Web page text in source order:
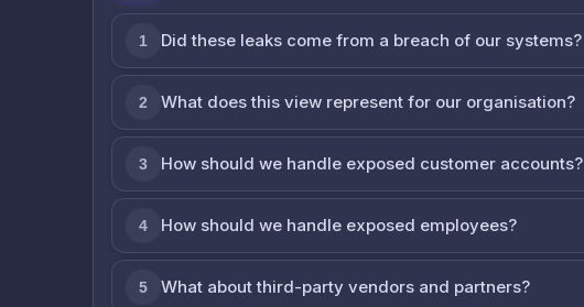
1 Did these leaks come from a breach of our systems?
2 What does this view represent for our organisation?
3 How should we handle exposed customer accounts?
4 How should we handle exposed employees?
5 What about third-party vendors and partners?